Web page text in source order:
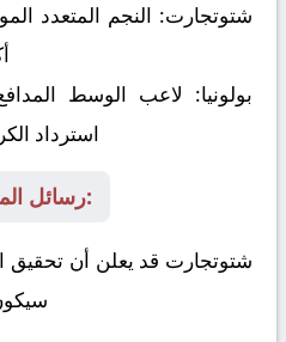
شتوتجارت: النجم المتعدد
بولونيا: لاعب الوسط
استرداد
رسائل المدربين قبل بدء المعركة:
شتوتجارت قد يعلن أن تحقيق